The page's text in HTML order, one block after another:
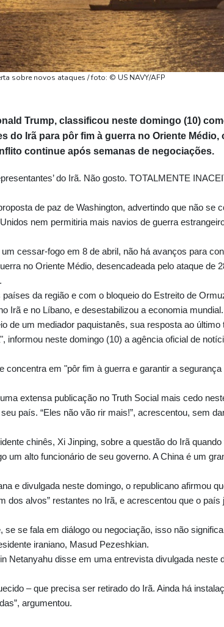
sobre novos ataques / foto: © US NAVY/AFP
Trump, classificou neste domingo (10)
do Irã para pôr fim à guerra no Oriente Médio,
continue após semanas de negociações.
do Irã. Não gosto. TOTALMENTE
de paz de Washington, advertindo que não se
nem permitiria mais navios de guerra
cessar-fogo em 8 de abril, não há avanços para
no Oriente Médio, desencadeada pelo ataque de
da região e com o bloqueio do Estreito de
Irã e no Líbano, e desestabilizou a economia mundial.
de um mediador paquistanês, sua resposta ao último
informou neste domingo (10) a agência oficial de
concentra em "pôr fim à guerra e garantir a
extensa publicação no Truth Social mais cedo
país. “Eles não vão rir mais!”, acrescentou, sem
chinês, Xi Jinping, sobre a questão do Irã
um alto funcionário de seu governo. A China é um
e divulgada neste domingo, o republicano afirmou
dos alvos” restantes no Irã, e acrescentou que o país
se fala em diálogo ou negociação, isso não
iraniano, Masud Pezeshkian.
Netanyahu disse em uma entrevista divulgada neste
– que precisa ser retirado do Irã. Ainda há
argumentou.